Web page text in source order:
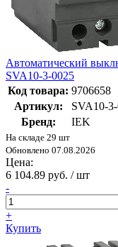
Автоматический
SVA10-3-0025
Код товара: 9706658
Артикул:
SVA10-
Бренд:
IEK
На складе 29 шт
Обновлено 07.08.2026
Цена:
6 104.89 руб. / шт
-
+
Купить